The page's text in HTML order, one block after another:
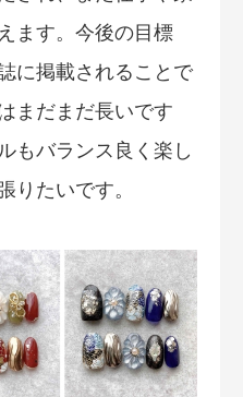
ます。今後の目標
に掲載されることで
まだまだ長いです
もバランス良く楽し
りたいです。